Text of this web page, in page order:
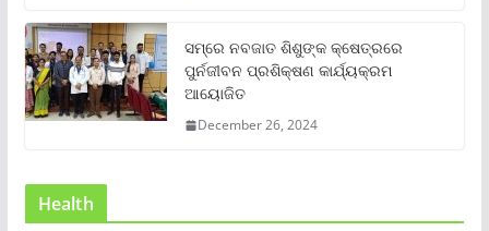
ସମ୍‌ରେ ନବଜାତ ଶିଶୁଙ୍କ କ୍ଷେତ୍ରରେ
ପୁର୍ନଜୀବନ ପ୍ରଶିକ୍ଷଣ କାର୍ଯ୍ୟକ୍ରମ
ଆୟୋଜିତ
December 26, 2024
Health